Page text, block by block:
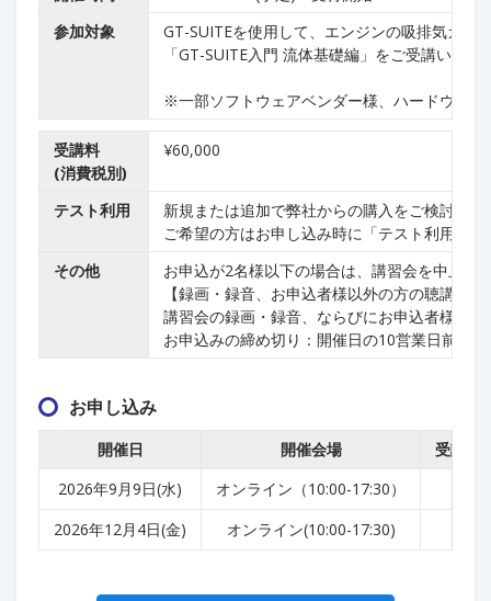
参加対象
GT-SUITEを使用して、エンジンの吸排気ガス
「GT-SUITE入門 流体基礎編」をご受講いた
※一部ソフトウェアベンダー様、ハードウェ
受講料
(消費税別)
¥60,000
テスト利用
新規または追加で弊社からの購入をご検討の
ご希望の方はお申し込み時に「テスト利用を
その他
お申込が2名様以下の場合は、講習会を中止さ
【録画・録音、お申込者様以外の方の聴講の禁
講習会の録画・録音、ならびにお申込者様以
お申込みの締め切り：開催日の10営業日前
お申し込み
開催日 開催会場
受講料
2026年9月9日(水)
オンライン（10:00-17:30）
2026年12月4日(金)
オンライン(10:00-17:30)